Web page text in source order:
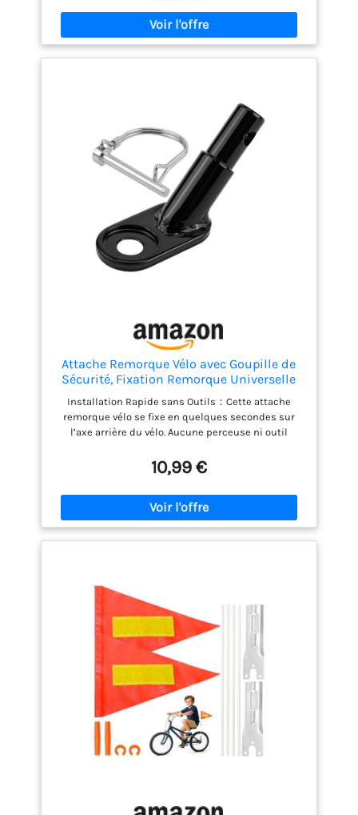
Attache Remorque Vélo avec Goupille de
Sécurité, Fixation Remorque Universelle
Enfant ou Chien, Facile à Installer, Solide
et Durable
Installation Rapide sans Outils：Cette attache
remorque vélo se fixe en quelques secondes sur
l’axe arrière du vélo. Aucune perceuse ni outil
quotidienne ou en déplacement. Structure Robuste
et Résistante：Fabriquée en acier allié revêtu
d’émail noir, elle résiste à la corrosion, aux chocs et
convient parfaitement aux chemins irréguliers et à
une utilisation prolongée. Sécurité Renforcée avec
Goupille：Équipée d’une goupille de sécurité
parfaite pour transporter enfants ou animaux.
Haute Compatibilité Universelle：Compatible avec
la plupart des vélos standards, VAE et remorques
enfant ou chien – une solution polyvalente pour
toutes les sorties en famille. Conduite Stable et
Sans Balancement：Grâce à sa conception
intelligente, elle assure une liaison stable entre le
vélo et la remorque, limitant les oscillations et
assurant une conduite fluide et sécurisée.
10,99 €